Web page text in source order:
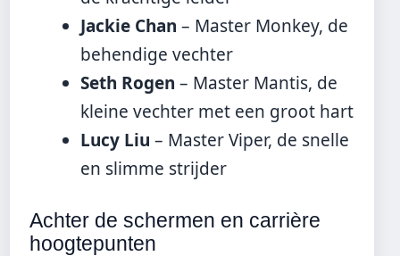
Jackie Chan – Master Monkey, de
behendige vechter
Seth Rogen – Master Mantis, de
kleine vechter met een groot hart
Lucy Liu – Master Viper, de snelle
en slimme strijder
Achter de schermen en carrière
hoogtepunten